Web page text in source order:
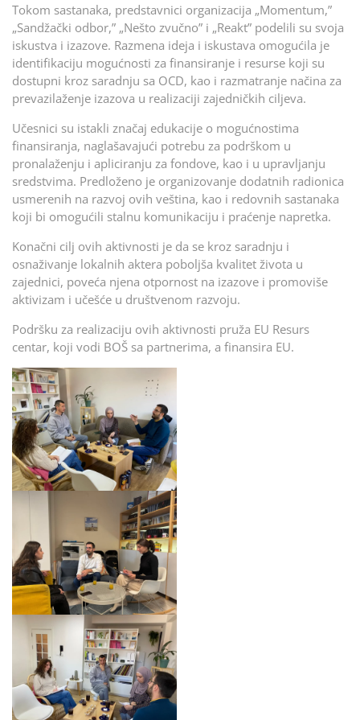
Tokom sastanaka, predstavnici organizacija „Momentum,”
„Sandžački odbor,” „Nešto zvučno” i „Reakt” podelili su svoja
iskustva i izazove. Razmena ideja i iskustava omogućila je
identifikaciju mogućnosti za finansiranje i resurse koji su
dostupni kroz saradnju sa OCD, kao i razmatranje načina za
prevazilaženje izazova u realizaciji zajedničkih ciljeva.
Učesnici su istakli značaj edukacije o mogućnostima
finansiranja, naglašavajući potrebu za podrškom u
pronalaženju i apliciranju za fondove, kao i u upravljanju
sredstvima. Predloženo je organizovanje dodatnih radionica
usmerenih na razvoj ovih veština, kao i redovnih sastanaka
koji bi omogućili stalnu komunikaciju i praćenje napretka.
Konačni cilj ovih aktivnosti je da se kroz saradnju i
osnaživanje lokalnih aktera poboljša kvalitet života u
zajednici, poveća njena otpornost na izazove i promoviše
aktivizam i učešće u društvenom razvoju.
Podršku za realizaciju ovih aktivnosti pruža EU Resurs
centar, koji vodi BOŠ sa partnerima, a finansira EU.